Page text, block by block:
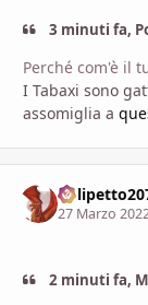
3 minuti fa,
Perché com'è il
I Tabaxi sono
assomiglia a
27 Marzo
2 minuti fa,